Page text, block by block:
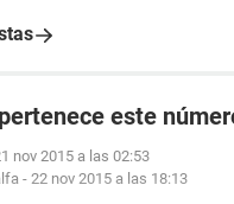
este
nov 2015 a las 02:53
- 22 nov 2015 a las 18:13